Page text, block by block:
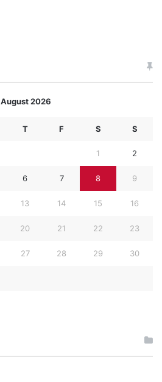
August 2026
T F S S
1 2
6 7 8 9
13 14 15 16
20 21 22 23
27 28 29 30